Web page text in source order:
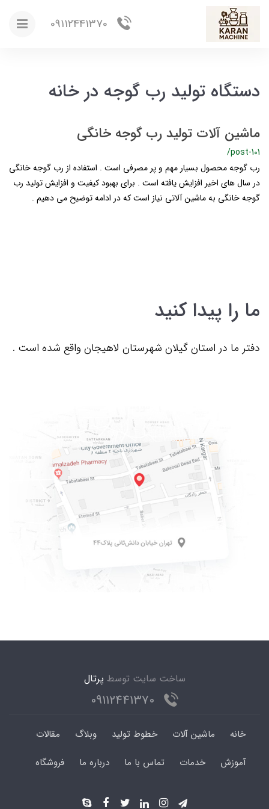
دستگاه تولید رب گوجه در خانه
ماشین آلات تولید رب گوجه خانگی
/post-101
رب گوجه محصول بسیار مهم و پر مصرفی است . استفاده از رب گوجه خانگی
در سال های اخیر افزایش یافته است . برای بهبود کیفیت و افزایش تولید رب
گوجه خانگی به ماشین آلاتی نیاز است که در ادامه توضیح می دهیم .
ما را پیدا کنید
دفتر ما در استان گیلان شهرستان لاهیجان واقع شده است .
ساخت سایت توسط پرتال
خانه ماشین آلات خطوط تولید وبلاگ
مقالات
آموزش
خدمات تماس با ما درباره ما فروشگاه